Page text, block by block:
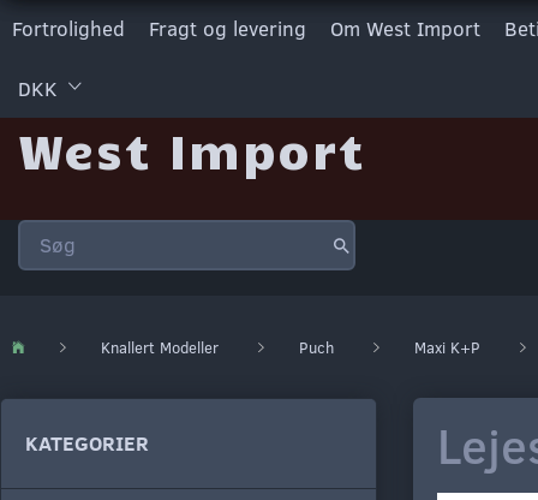
Fortrolighed Fragt og levering Om West Import
DKK
West Import
Knallert Modeller Puch Maxi K+P
KATEGORIER